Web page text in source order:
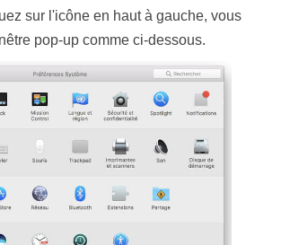
sur l'icône en haut à gauche, vous
pop-up comme ci-dessous.